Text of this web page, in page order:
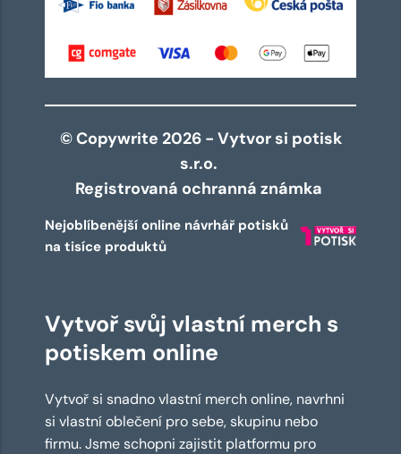
© Copywrite 2026 - Vytvor si potisk
s.r.o.
Registrovaná ochranná známka
Nejoblíbenější online návrhář potisků
na tisíce produktů
Vytvoř svůj vlastní merch s
potiskem online
Vytvoř si snadno vlastní merch online, navrhni
si vlastní oblečení pro sebe, skupinu nebo
firmu. Jsme schopni zajistit platformu pro